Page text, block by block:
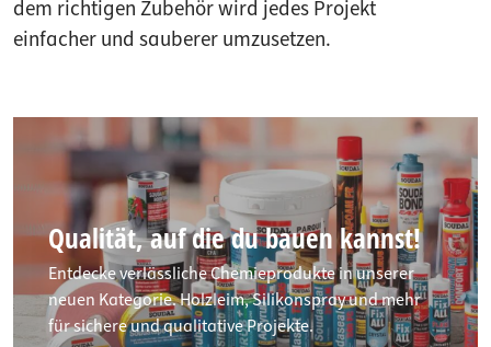
dem richtigen Zubehör wird jedes Projekt
einfacher und sauberer umzusetzen.
Qualität, auf die du bauen kannst!
Entdecke verlässliche Chemieprodukte in unserer
neuen Kategorie. Holzleim, Silikonspray und mehr
für sichere und qualitative Projekte.